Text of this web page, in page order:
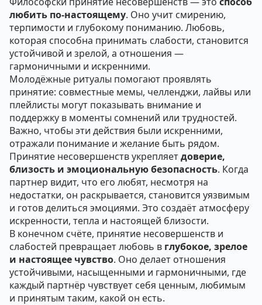
любить по-настоящему. Оно учит смирению,
терпимости и глубокому пониманию. Любовь,
которая способна принимать слабости, становится
устойчивой и зрелой, а отношения —
гармоничными и искренними.
Молодёжные ритуалы помогают проявлять
принятие: совместные мемы, челленджи, лайвы или
плейлисты могут показывать внимание и
поддержку в моменты сомнений или трудностей.
Важно, чтобы эти действия были искренними,
отражали понимание и желание быть рядом.
Принятие несовершенств укрепляетдоверие,
близость и эмоциональную безопасность. Когда
партнер видит, что его любят, несмотря на
недостатки, он раскрывается, становится уязвимым
и готов делиться эмоциями. Это создаёт атмосферу
искренности, тепла и настоящей близости.
В конечном счёте, принятие несовершенств и
слабостей превращает любовь в глубокое, зрелое
и настоящее чувство. Оно делает отношения
устойчивыми, насыщенными и гармоничными, где
каждый партнёр чувствует себя ценным, любимым
и принятым таким, какой он есть.